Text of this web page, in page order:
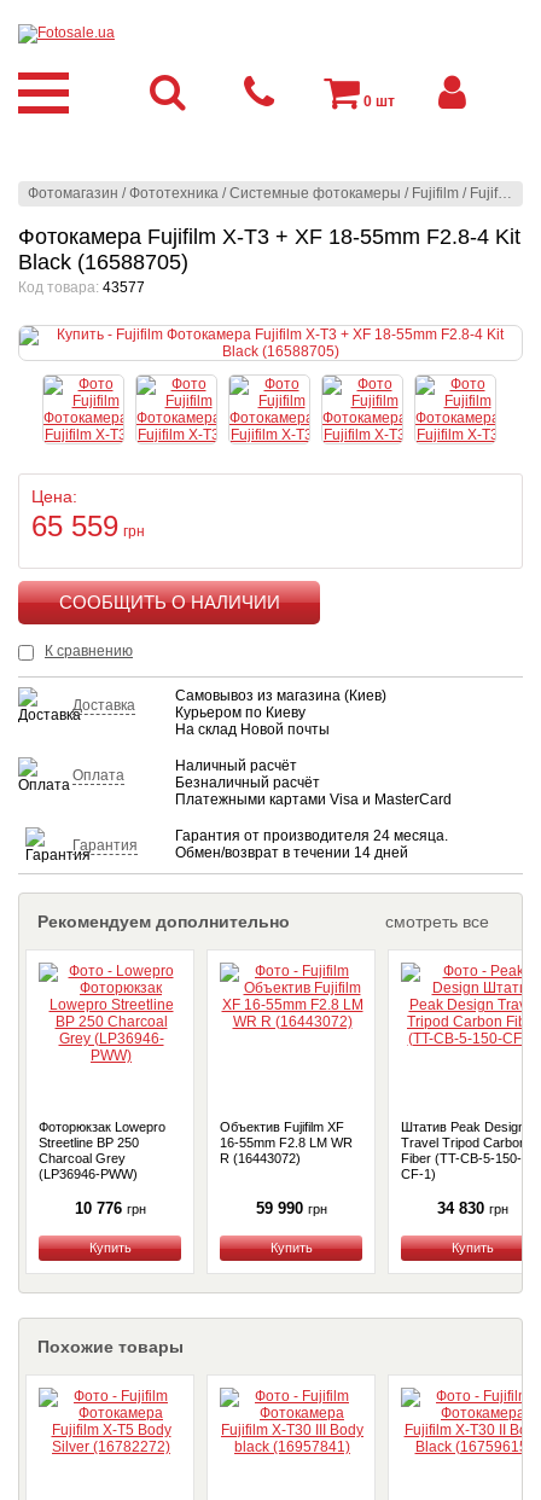
Фотомагазин /Фототехника /Системные фотокамеры / Fujifilm / Fujifilm
Фотокамера Fujifilm X-T3 + XF 18-55mm F2.8-4 Kit
Black (16588705)
Код товара: 43577
Цена:
65 559 грн
К сравнению
Доставка
Самовывоз из магазина (Киев)
Курьером по Киеву
На склад Новой почты
Оплата
Наличный расчёт
Безналичный расчёт
Платежными картами Visa и MasterCard
Гарантия
Гарантия от производителя 24 месяца.
Обмен/возврат в течении 14 дней
Рекомендуем дополнительно смотреть все
Фоторюкзак Lowepro
Streetline BP 250
Charcoal Grey
(LP36946-PWW)
10 776 грн
Купить
Объектив Fujifilm XF
16-55mm F2.8 LM WR
R (16443072)
59 990 грн
Купить
Штатив Peak Design
Travel Tripod Carbon
Fiber (TT-CB-5-150-
CF-1)
34 830 грн
Купить
Похожие товары
0 шт